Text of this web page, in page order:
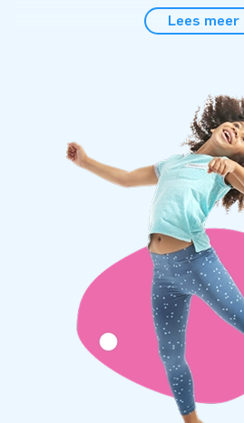
Opblaasbaar spel met sterke
transportzak en een duidelijke
onbezorgd genieten van deze
schoon te maken. Met dit
product waar jarenlang optimaal
JB Inflatables heeft 3000
JB Inflatables heeft een enorm
3000 inflatables op voorraad.
toonaangevende leverancier van
naar een opblaasbaar spel of een
springkasteel? En moet dat direct
voor een ontwerp op maat? Wat je
Lees meer